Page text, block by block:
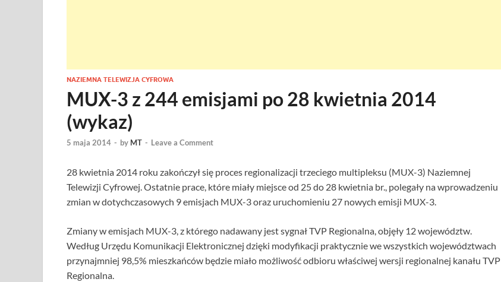
NAZIEMNA TELEWIZJA CYFROWA
MUX-3 z 244 emisjami po 28 kwietnia 2014
(wykaz)
5 maja 2014 - by MT - Leave a Comment
28 kwietnia 2014 roku zakończył się proces regionalizacji trzeciego multipleksu (MUX-3) Naziemnej
Telewizji Cyfrowej. Ostatnie prace, które miały miejsce od 25 do 28 kwietnia br., polegały na wprowadzeniu
zmian w dotychczasowych 9 emisjach MUX-3 oraz uruchomieniu 27 nowych emisji MUX-3.
Zmiany w emisjach MUX-3, z którego nadawany jest sygnał TVP Regionalna, objęły 12 województw.
Według Urzędu Komunikacji Elektronicznej dzięki modyfikacji praktycznie we wszystkich województwach
przynajmniej 98,5% mieszkańców będzie miało możliwość odbioru właściwej wersji regionalnej kanału TVP
Regionalna.